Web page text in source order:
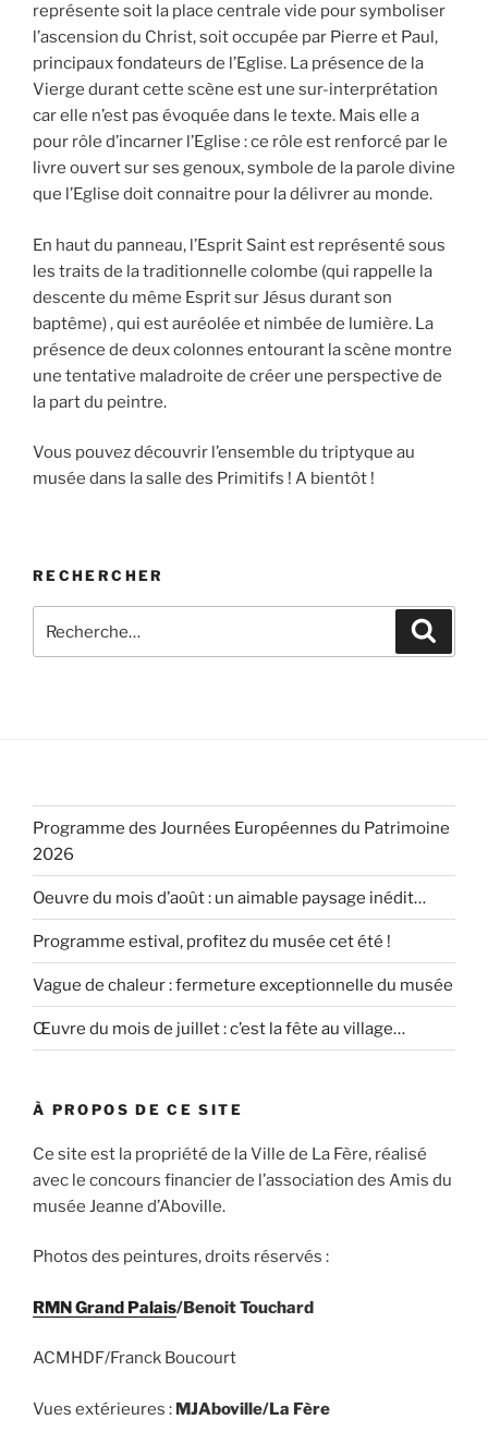
représente soit la place centrale vide pour symboliser
l’ascension du Christ, soit occupée par Pierre et Paul,
principaux fondateurs de l’Eglise. La présence de la
Vierge durant cette scène est une sur-interprétation
car elle n’est pas évoquée dans le texte. Mais elle a
pour rôle d’incarner l’Eglise : ce rôle est renforcé par le
livre ouvert sur ses genoux, symbole de la parole divine
que l’Eglise doit connaitre pour la délivrer au monde.
En haut du panneau, l’Esprit Saint est représenté sous
les traits de la traditionnelle colombe (qui rappelle la
descente du même Esprit sur Jésus durant son
baptême) , qui est auréolée et nimbée de lumière. La
présence de deux colonnes entourant la scène montre
une tentative maladroite de créer une perspective de
la part du peintre.
Vous pouvez découvrir l’ensemble du triptyque au
musée dans la salle des Primitifs ! A bientôt !
RECHERCHER
pour
Programme des Journées Européennes du Patrimoine
2026
Oeuvre du mois d’août : un aimable paysage inédit…
Programme estival, profitez du musée cet été !
Vague de chaleur : fermeture exceptionnelle du musée
Œuvre du mois de juillet : c’est la fête au village…
À PROPOS DE CE SITE
Ce site est la propriété de la Ville de La Fère, réalisé
avec le concours financier de l’association des Amis du
musée Jeanne d’Aboville.
Photos des peintures, droits réservés :
RMN Grand Palais/Benoit Touchard
ACMHDF/Franck Boucourt
Vues extérieures : MJAboville/La Fère